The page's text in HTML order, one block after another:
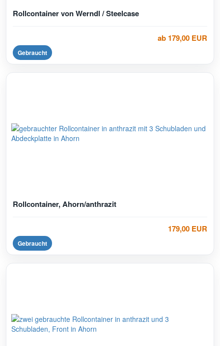
Rollcontainer von Werndl / Steelcase
ab 179,00 EUR
Gebraucht
Rollcontainer, Ahorn/anthrazit
179,00 EUR
Gebraucht